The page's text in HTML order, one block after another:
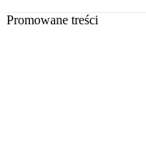
Promowane treści